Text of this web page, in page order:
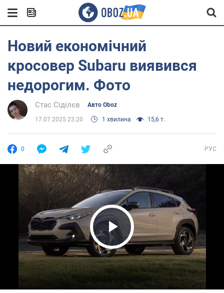
Новий економічний
кросовер Subaru виявився
недорогим. Фото
Стас Сіділєв Авто Oboz
17.07.2025 23:20 1 хвилина 15,6 т.
0 РУС
Play Video